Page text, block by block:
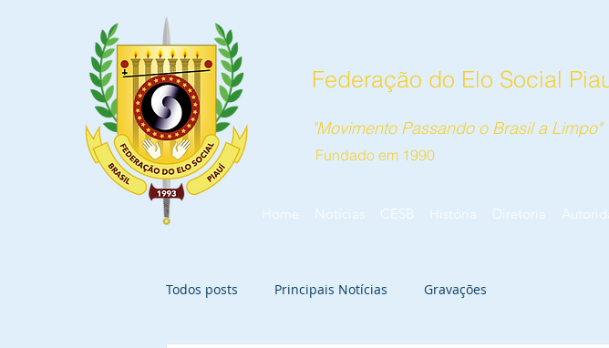
Federação do Elo Social
"Movimento Passando o Brasil a Limpo"
Fundado em 1990
Home Notícias CESB História Diretoria
Todos posts Principais Notícias Gravações